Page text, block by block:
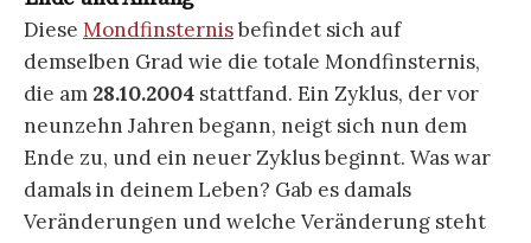
Diese Mondfinsternisbefindet sich auf
demselben Grad wie die totale Mondfinsternis,
die am 28.10.2004 stattfand. Ein Zyklus, der vor
neunzehn Jahren begann, neigt sich nun dem
Ende zu, und ein neuer Zyklus beginnt. Was war
damals in deinem Leben? Gab es damals
Veränderungen und welche Veränderung steht